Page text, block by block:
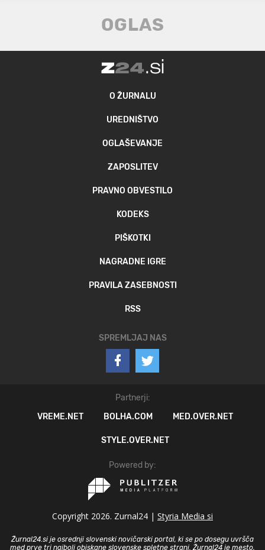
O ŽURNALU
UREDNIŠTVO
OGLAŠEVANJE
ZAPOSLITEV
PRAVNO OBVESTILO
KODEKS
PIŠKOTKI
NAGRADNE IGRE
PRAVILA ZASEBNOSTI
RSS
SPREMLJAJ NAS
Partnerji:
VREME.NET
BOLHA.COM MED.OVER.NET
STYLE.OVER.NET
Powered by:
Copyright 2026. Zurnal24 | Styria Media si
Žurnal24.si je osrednji slovenski novičarski portal, ki se po dosegu uvršča
med prve tri najbolj obiskane slovenske spletne strani. Žurnal24 je mesto,